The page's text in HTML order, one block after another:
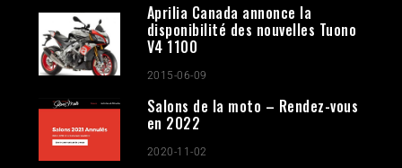
Aprilia Canada annonce la
disponibilité des nouvelles Tuono
V4 1100
2015-06-09
Salons de la moto – Rendez-vous
en 2022
2020-11-02